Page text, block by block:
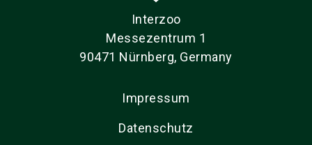
Interzoo
Messezentrum 1
90471 Nürnberg, Germany
Impressum
Datenschutz